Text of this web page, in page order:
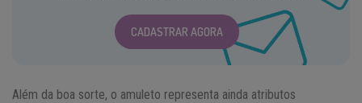
CADASTRAR AGORA
Além da boa sorte, o amuleto representa ainda atributos